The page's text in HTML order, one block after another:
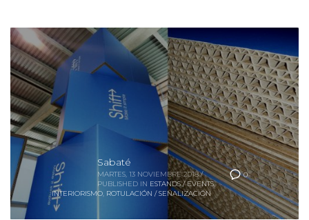
0
Sabaté
MARTES, 13 NOVIEMBRE 2018 /
PUBLISHED IN ESTANDS / EVENTS,
INTERIORISMO, ROTULACIÓN / SEÑALIZACIÓN